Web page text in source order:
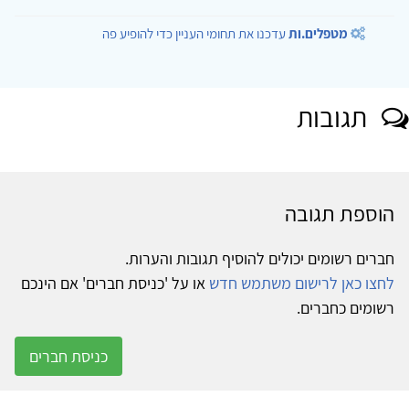
מטפלים.ותעדכנו את תחומי העניין כדי להופיע פה
תגובות
הוספת תגובה
חברים רשומים יכולים להוסיף תגובות והערות.
לחצו כאן לרישום משתמש חדש או על 'כניסת חברים' אם הינכם
רשומים כחברים.
כניסת חברים